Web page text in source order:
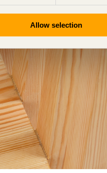
Allow selection